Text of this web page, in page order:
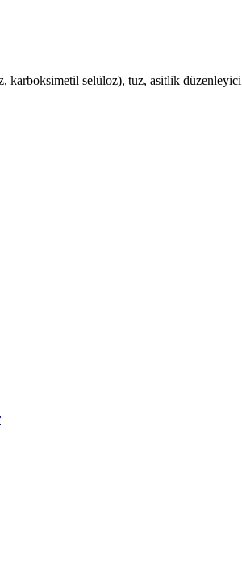
karboksimetil selüloz), tuz, asitlik